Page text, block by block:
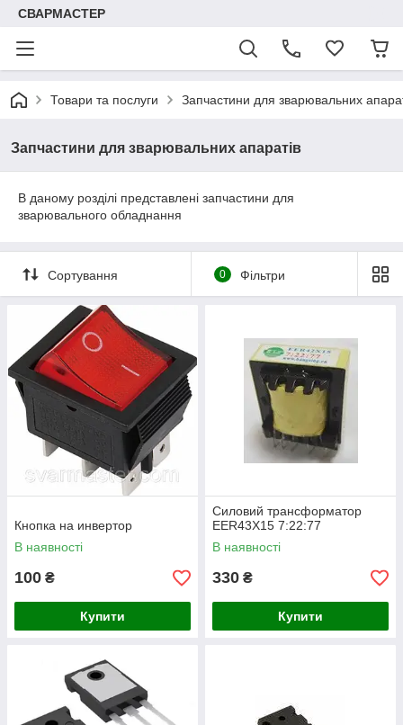
СВАРМАСТЕР
Товари та послуги Запчастини для зварювальних
Запчастини для зварювальних апаратів
В даному розділі представлені запчастини для
зварювального обладнання
Сортування 0 Фільтри
Кнопка на инвертор
В наявності
100 ₴
Купити
Силовий трансформатор
EER43X15 7:22:77
В наявності
330 ₴
Купити